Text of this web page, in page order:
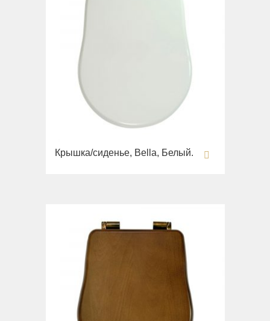
Крышка/сиденье, Bella, Белый.